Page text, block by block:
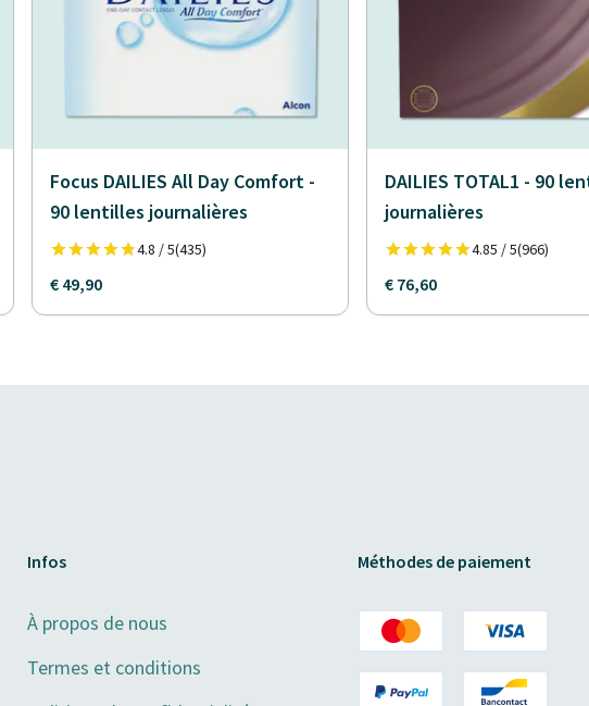
Focus DAILIES All Day Comfort -
90 lentilles journalières
4.8 / 5(435)
€ 49,90
DAILIES TOTAL1 - 90
journalières
4.85 / 5(966)
€ 76,60
Infos
À propos de nous
Termes et conditions
Méthodes de paiement